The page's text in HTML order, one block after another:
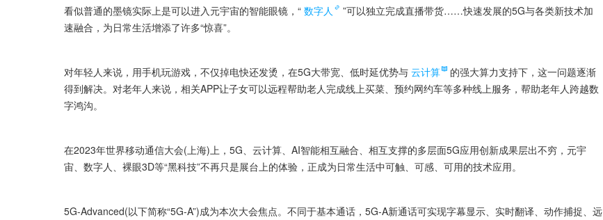
看似普通的墨镜实际上是可以进入元宇宙的智能眼镜，“ 数字人
”可以独立完成直播带货……快速发展的5G与各类新技术加
速融合，为日常生活增添了许多“惊喜”。
对年轻人来说，用手机玩游戏，不仅掉电快还发烫，在5G大带宽、低时延优势与 云计算
的强大算力支持下，这一问题逐渐
得到解决。对老年人来说，相关APP让子女可以远程帮助老人完成线上买菜、预约网约车等多种线上服务，帮助老年人跨越数
字鸿沟。
在2023年世界移动通信大会(上海)上，5G、云计算、AI智能相互融合、相互支撑的多层面5G应用创新成果层出不穷，元宇
宙、数字人、裸眼3D等“黑科技”不再只是展台上的体验，正成为日常生活中可触、可感、可用的技术应用。
5G-Advanced(以下简称“5G-A”)成为本次大会焦点。不同于基本通话，5G-A新通话可实现字幕显示、实时翻译、动作捕捉、远